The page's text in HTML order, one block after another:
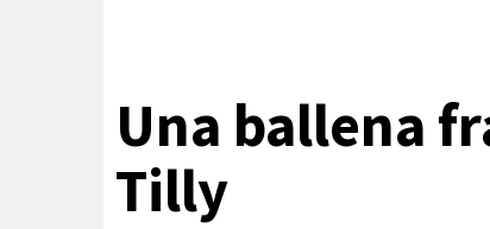
Una ballena
Tilly